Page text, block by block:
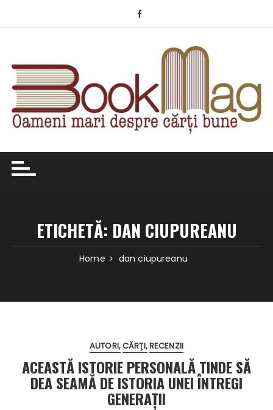
ETICHETĂ: DAN CIUPUREANU
Home dan ciupureanu
AUTORI CĂRŢI RECENZII
ACEASTĂ ISTORIE PERSONALĂ TINDE SĂ
DEA SEAMĂ DE ISTORIA UNEI ÎNTREGI
GENERAŢII